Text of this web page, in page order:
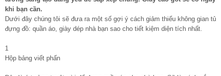
khi bạn cần.
Dưới đây chúng tôi sẽ đưa ra một số gợi ý cách giảm thiểu không gian tủ
đựng đồ: quần áo, giày dép nhà bạn sao cho tiết kiệm diện tích nhất.
1
Hộp bảng viết phấn